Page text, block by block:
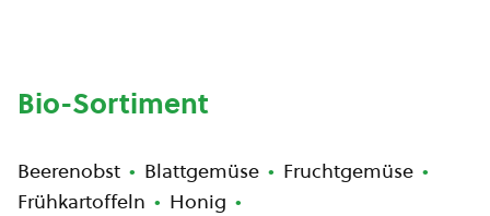
Bio-Sortiment
Beerenobst Blattgemüse
Fruchtgemüse
Frühkartoffeln
Honig